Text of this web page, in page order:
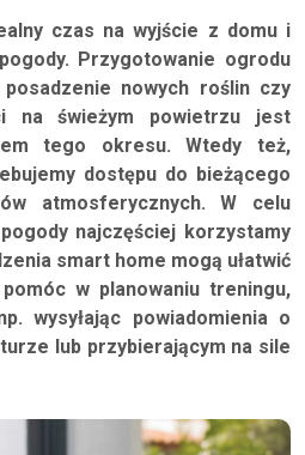
czas na wyjście z domu i
Przygotowanie ogrodu
nowych roślin czy
na świeżym powietrzu jest
tego okresu. Wtedy też,
dostępu do bieżącego
atmosferycznych. W celu
najczęściej korzystamy
smart home mogą ułatwić
w planowaniu treningu,
wysyłając powiadomienia o
lub przybierającym na sile